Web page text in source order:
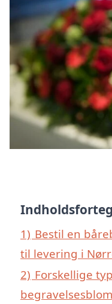
1) Bestil en
til levering i
2) Forskellige